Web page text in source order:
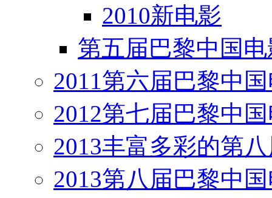
2010新电影
第五届巴黎中国
2011第六届巴黎中
2012第七届巴黎中
2013丰富多彩的第
2013第八届巴黎中